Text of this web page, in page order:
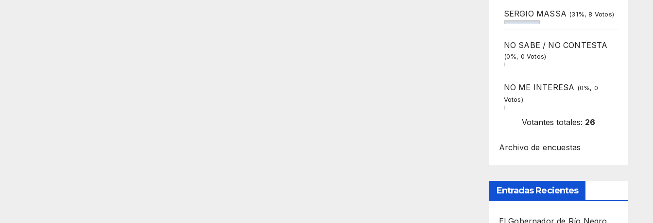
SERGIO MASSA (31%, 8 Votos)
NO SABE / NO CONTESTA
(0%, 0 Votos)
NO ME INTERESA (0%, 0
Votos)
Votantes totales: 26
Archivo de encuestas
Entradas Recientes